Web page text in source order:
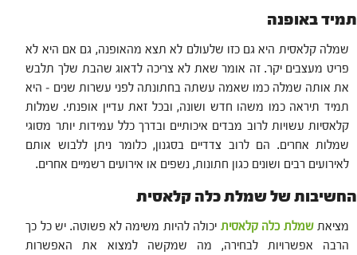
תמיד באופנה
שמלה קלאסית היא גם כזו שלעולם לא תצא מהאופנה, גם אם היא לא
פריט מעצבים יקר. זה אומר שאת לא צריכה לדאוג שהבת שלך תלבש
את אותה שמלה כמו שאמה עשתה בחתונתה לפני עשרות שנים – היא
תמיד תיראה כמו משהו חדש ושונה, ובכל זאת עדיין אופנתי. שמלות
קלאסיות עשויות לרוב מבדים איכותיים ובדרך כלל עמידות יותר מסוגי
שמלות אחרים. הם לרוב צדדיים בסגנון, כלומר ניתן ללבוש אותם
לאירועים רבים ושונים כגון חתונות, נשפים או אירועים רשמיים אחרים.
החשיבות של שמלת כלה קלאסית
מציאתשמלת כלה קלאסית יכולה להיות משימה לא פשוטה. יש כל כך
הרבה אפשרויות לבחירה, מה שמקשה למצוא את האפשרות